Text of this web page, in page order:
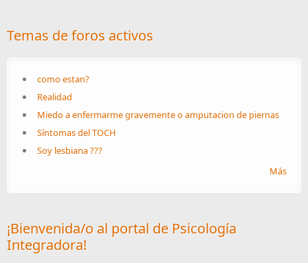
Temas de foros activos
como estan?
Realidad
Miedo a enfermarme gravemente o amputacion de piernas
Síntomas del TOCH
Soy lesbiana ???
Más
¡Bienvenida/o al portal de Psicología
Integradora!